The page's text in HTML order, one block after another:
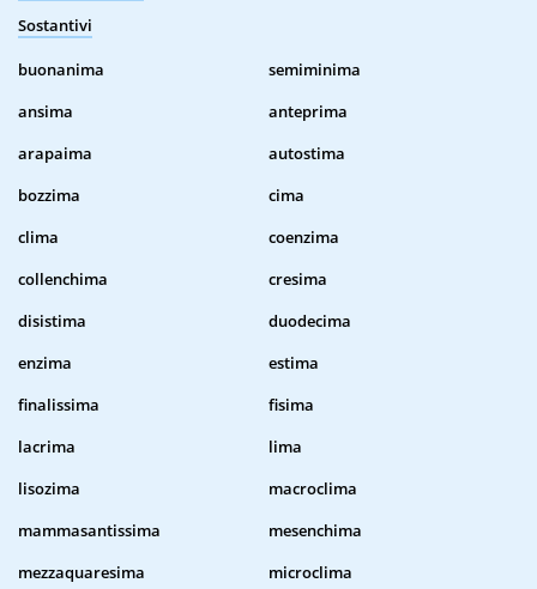
Sostantivi
buonanima
semiminima
ansima
anteprima
arapaima
autostima
bozzima
cima
clima
coenzima
collenchima
cresima
disistima
duodecima
enzima
estima
finalissima
fisima
lacrima
lima
lisozima
macroclima
mammasantissima
mesenchima
mezzaquaresima
microclima